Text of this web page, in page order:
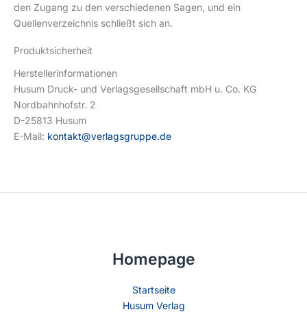
den Zugang zu den verschiedenen Sagen, und ein
Quellenverzeichnis schließt sich an.
Produktsicherheit
Herstellerinformationen
Husum Druck- und Verlagsgesellschaft mbH u. Co. KG
Nordbahnhofstr. 2
D-25813 Husum
E-Mail: kontakt@verlagsgruppe.de
Homepage
Startseite
Husum Verlag